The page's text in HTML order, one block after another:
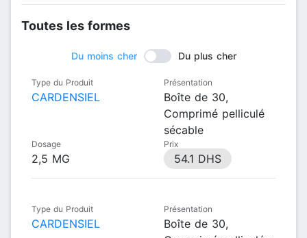
Toutes les formes
Du moins cher Du plus cher
Type du Produit
CARDENSIEL
Présentation
Boîte de 30,
Comprimé pelliculé
sécable
Dosage
2,5 MG
Prix
54.1 DHS
Type du Produit
CARDENSIEL
Présentation
Boîte de 30,